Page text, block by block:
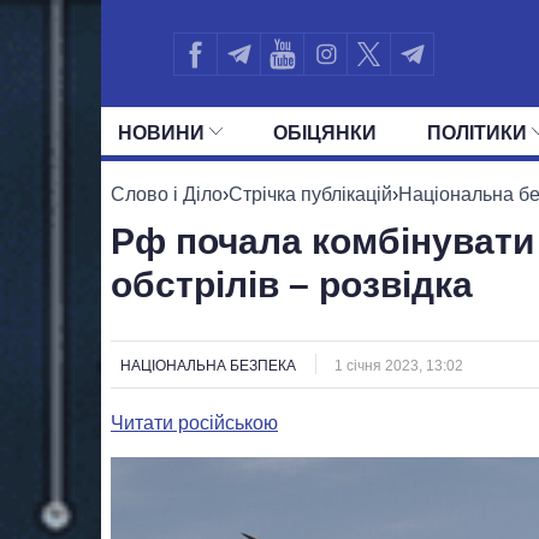
НОВИНИ ОБIЦЯНКИ ПОЛIТИКИ
УСІ ПОЛІТИКИ ПРЕЗИДЕНТ І
Слово і Діло›Стрічка публікацій›Національна
Рф почала
обстрілів – розвідка
НАЦІОНАЛЬНА БЕЗПЕКА 1 січня 2023, 13:02
Читати російською